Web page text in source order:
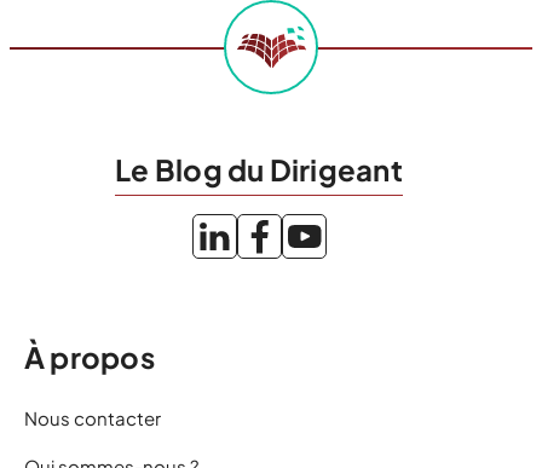
Le Blog du Dirigeant
À propos
Nous contacter